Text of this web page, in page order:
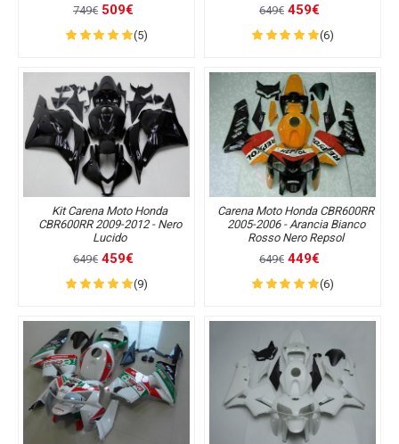
749€ 509€
(5)
649€ 459€
(6)
Kit Carena Moto Honda
CBR600RR 2009-2012 - Nero
Lucido
649€ 459€
(9)
Carena Moto Honda CBR600RR
2005-2006 - Arancia Bianco
Rosso Nero Repsol
649€ 449€
(6)